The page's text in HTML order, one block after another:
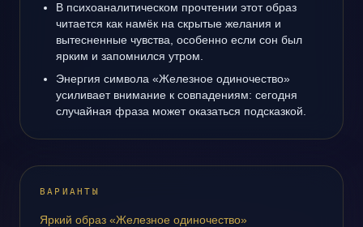
В психоаналитическом прочтении этот образ
читается как намёк на скрытые желания и
вытесненные чувства, особенно если сон был
ярким и запомнился утром.
Энергия символа «Железное одиночество»
усиливает внимание к совпадениям: сегодня
случайная фраза может оказаться подсказкой.
ВАРИАНТЫ
Яркий образ «Железное одиночество»